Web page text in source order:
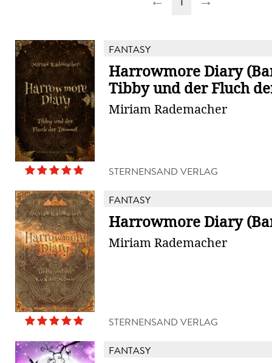
FANTASY
Harrowmore Diary
Tibby und der Fluch
Miriam Rademacher
STERNENSAND VERLAG
FANTASY
Harrowmore Diary
Miriam Rademacher
STERNENSAND VERLAG
FANTASY